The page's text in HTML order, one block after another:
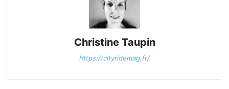
Christine Taupin
https://cityridemag.fr/